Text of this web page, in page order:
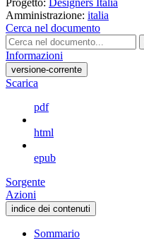
Progetto: Designers Italia
Amministrazione: italia
Cerca nel documento
Informazioni
versione-corrente
Scarica
pdf
html
epub
Sorgente
Azioni
indice dei contenuti
Sommario